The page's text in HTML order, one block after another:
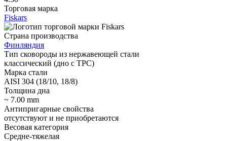
Торговая марка
Fiskars
Страна производства
Финляндия
Тип сковороды из нержавеющей стали
классический (дно с ТРС)
Марка стали
AISI 304 (18/10, 18/8)
Толщина дна
~ 7.00 mm
Антипригарные свойства
отсутствуют и не приобретаются
Весовая категория
Средне-тяжелая